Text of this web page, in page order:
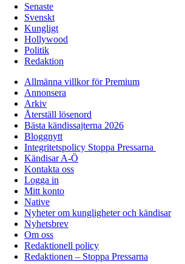
Senaste
Svenskt
Kungligt
Hollywood
Politik
Redaktion
Allmänna villkor för Premium
Annonsera
Arkiv
Återställ lösenord
Bästa kändissajterna 2026
Bloggnytt
Integritetspolicy Stoppa Pressarna
Kändisar A-Ö
Kontakta oss
Logga in
Mitt konto
Native
Nyheter om kungligheter och kändisar
Nyhetsbrev
Om oss
Redaktionell policy
Redaktionen – Stoppa Pressarna